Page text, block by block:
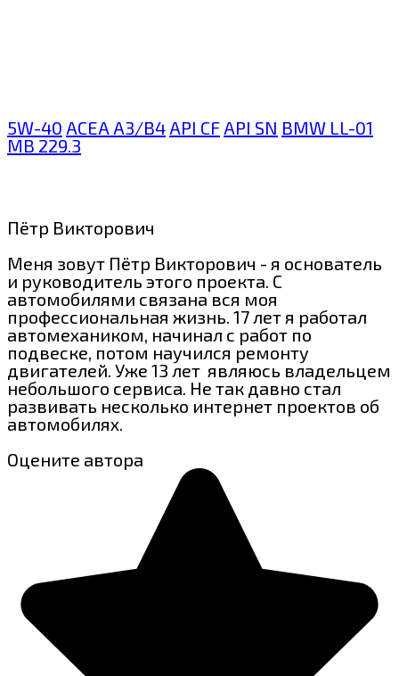
5W-40 ACEA A3/B4 API CF API SN BMW LL-01
MB 229.3
Пётр Викторович
Меня зовут Пётр Викторович - я основатель
и руководитель этого проекта. С
автомобилями связана вся моя
профессиональная жизнь. 17 лет я работал
автомехаником, начинал с работ по
подвеске, потом научился ремонту
двигателей. Уже 13 лет являюсь владельцем
небольшого сервиса. Не так давно стал
развивать несколько интернет проектов об
автомобилях.
Оцените автора